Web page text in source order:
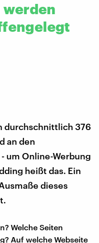
werden
durchschnittlich 376
an den
um Online-Werbung
heißt das. Ein
dieses
Welche Seiten
Auf welche Webseite